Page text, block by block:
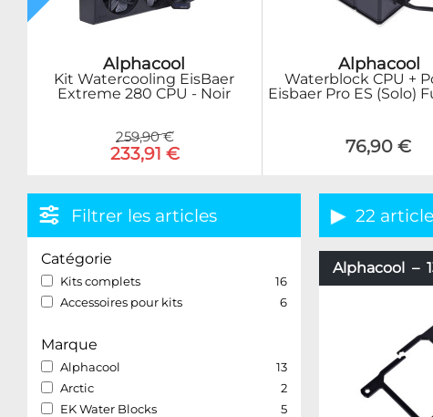
Alphacool
Kit Watercooling EisBaer
Extreme 280 CPU - Noir
259,90 €
233,91 €
Alphacool
Waterblock CPU +
Eisbaer Pro ES (Solo)
76,90 €
Filtrer les articles
Catégorie
Kits complets
16
Accessoires pour kits
6
Marque
Alphacool
13
Arctic
2
EK Water Blocks
5
22
Alphacool –